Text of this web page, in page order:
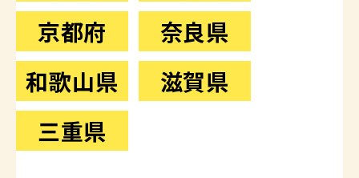
京都府
奈良県
和歌山県
滋賀県
三重県